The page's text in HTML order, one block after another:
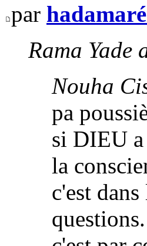
par
Rama Yade
Nouha
pa
si DIEU
la
c'est